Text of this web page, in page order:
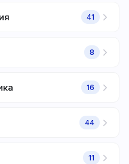
41
8
16
44
11